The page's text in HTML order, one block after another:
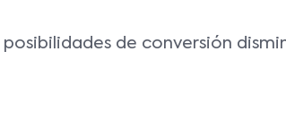
de conversión